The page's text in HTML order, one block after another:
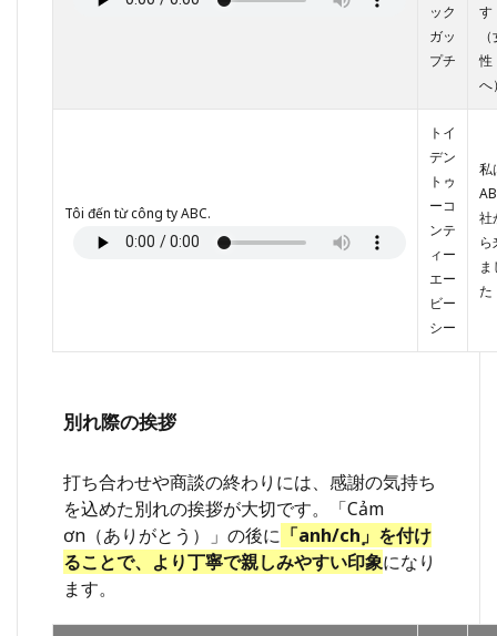
ック
ガッ
プチ
す
性
へ
Tôi đến từ công ty ABC.
トイ
デン
トゥ
ーコ
ンテ
ィー
エー
ビー
シー
私
社
ら
ま
た
別れ際の挨拶
打ち合わせや商談の終わりには、感謝の気持ち
を込めた別れの挨拶が大切です。「Cảm
ơn（ありがとう）」の後に 「anh/chị」を付け
ることで、より丁寧で親しみやすい印象になり
ます。